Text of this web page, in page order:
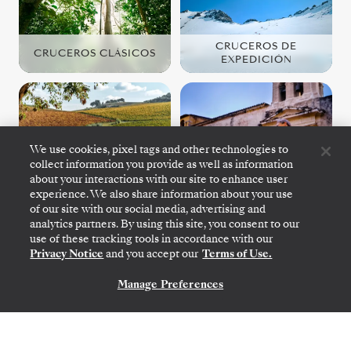
CRUCEROS CLÁSICOS
CRUCEROS DE
EXPEDICIÓN
MEDITERRÁNEO EL CARIBE
Regístrese para estar al tanto
We use cookies, pixel tags and other technologies to
collect information you provide as well as information
about your interactions with our site to enhance user
experience. We also share information about your use
of our site with our social media, advertising and
analytics partners. By using this site, you consent to our
use of these tracking tools in accordance with our
Privacy Notice and you accept our Terms of Use.
Manage Preferences